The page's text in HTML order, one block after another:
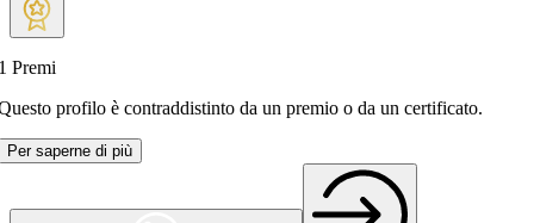
Premi
profilo è contraddistinto da un premio o da un certificato.
Per saperne di più